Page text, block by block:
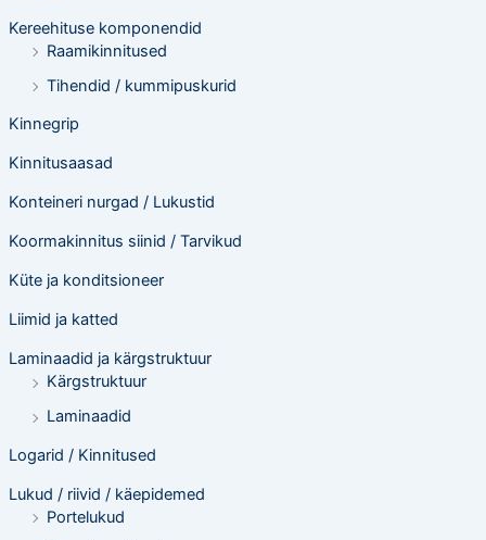
Kereehituse komponendid
Raamikinnitused
Tihendid / kummipuskurid
Kinnegrip
Kinnitusaasad
Konteineri nurgad / Lukustid
Koormakinnitus siinid / Tarvikud
Küte ja konditsioneer
Liimid ja katted
Laminaadid ja kärgstruktuur
Kärgstruktuur
Laminaadid
Logarid / Kinnitused
Lukud / riivid / käepidemed
Portelukud